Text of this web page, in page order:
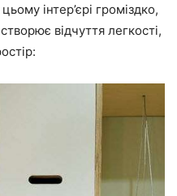
інтер’єрі громіздко,
відчуття легкості,